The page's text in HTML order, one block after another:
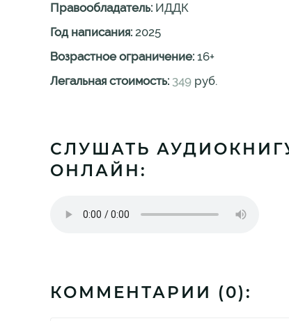
Правообладатель: ИДДК
Год написания: 2025
Возрастное ограничение: 16+
Легальная стоимость: 349 руб.
СЛУШАТЬ
ОНЛАЙН:
КОММЕНТАРИИ (0):